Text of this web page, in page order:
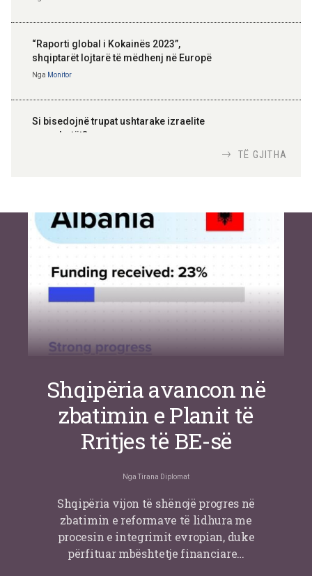
“Raporti global i Kokainës 2023”,
shqiptarët lojtarë të mëdhenj në Europë
Nga Monitor
Si bisedojnë trupat ushtarake izraelite
me robotët?
inteligjente izraelite
Nga Or Shalom
TË GJITHA
Shqipëria avancon në
zbatimin e Planit të
Rritjes të BE-së
Nga Tirana Diplomat
Shqipëria vijon të shënojë progres në
zbatimin e reformave të lidhura me
procesin e integrimit evropian, duke
përfituar mbështetje financiare…